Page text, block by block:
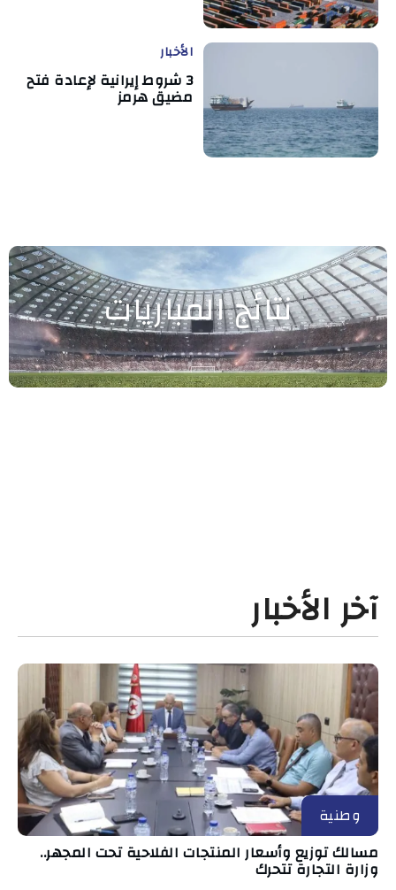
الأخبار
3 شروط إيرانية لإعادة فتح
مضيق هرمز
نتائج المباريات
آخر الأخبار
وطنية
مسالك توزيع وأسعار المنتجات الفلاحية تحت المجهر..
وزارة التجارة تتحرك